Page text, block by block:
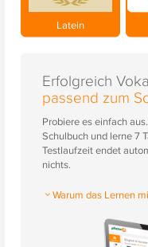
Latein
Erfolgreich
passend zum
Probiere es einfach
Schulbuch und lerne 7
Testlaufzeit endet
nichts.
Warum das Lernen